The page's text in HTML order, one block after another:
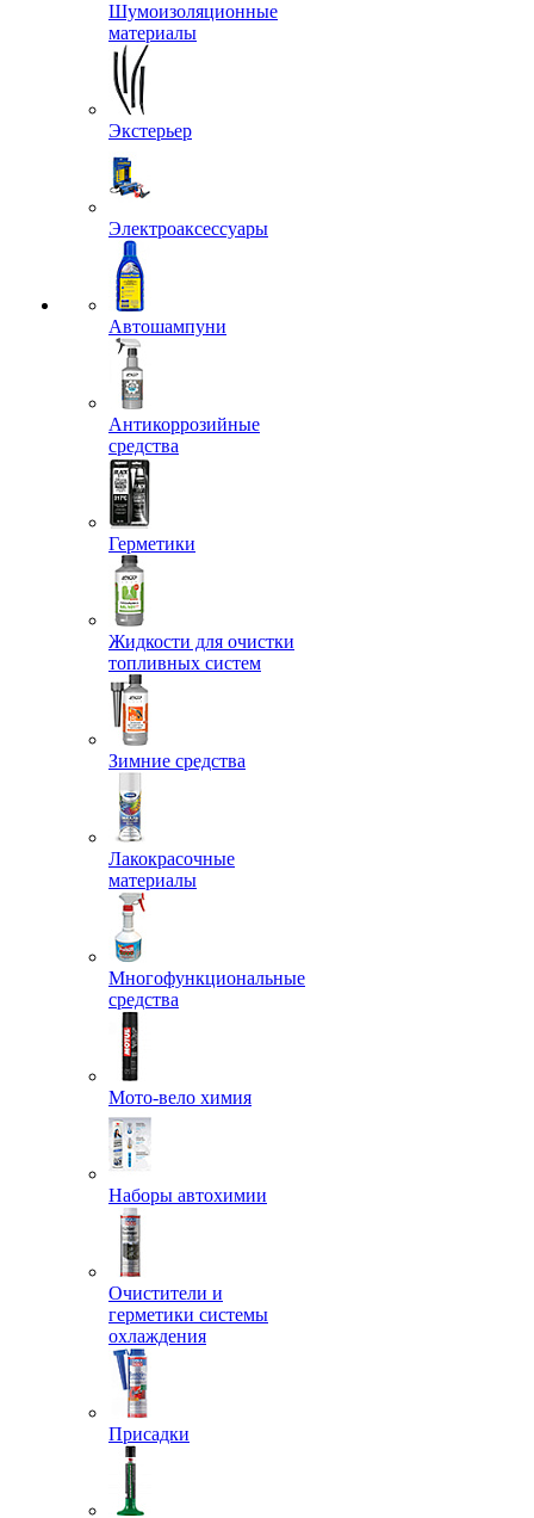
Шумоизоляционные
материалы
Экстерьер
Электроаксессуары
Автошампуни
Антикоррозийные
средства
Герметики
Жидкости для очистки
топливных систем
Зимние средства
Лакокрасочные
материалы
Многофункциональные
средства
Мото-вело химия
Наборы автохимии
Очистители и
герметики системы
охлаждения
Присадки